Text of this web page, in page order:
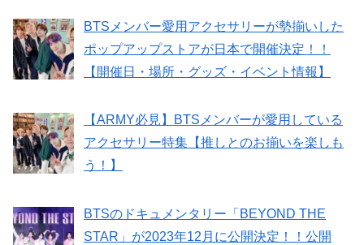
BTSメンバー愛用アクセサリーが勢揃いした
ポップアップストアが日本で開催決定！！
【開催日・場所・グッズ・イベント情報】
【ARMY必見】BTSメンバーが愛用している
アクセサリー特集【推しとのお揃いを楽しも
う！】
BTSのドキュメンタリー「BEYOND THE
STAR」が2023年12月に公開決定！！公開